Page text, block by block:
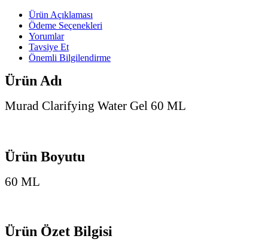
Ürün Açıklaması
Ödeme Seçenekleri
Yorumlar
Tavsiye Et
Önemli Bilgilendirme
Ürün Adı
Murad Clarifying Water Gel 60 ML
Ürün Boyutu
60 ML
Ürün Özet Bilgisi